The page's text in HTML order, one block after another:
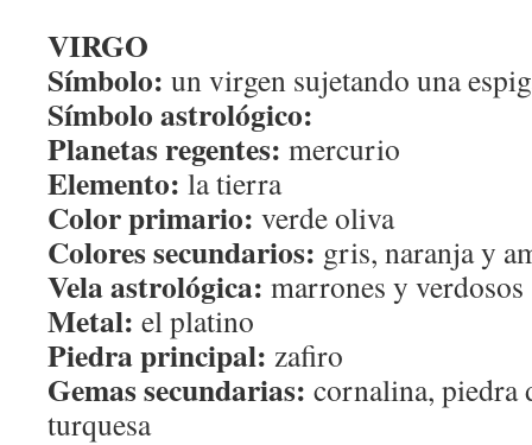
VIRGO
Símbolo: un virgen sujetando una
Símbolo astrológico:
Planetas regentes: mercurio
Elemento: la tierra
Color primario: verde oliva
Colores secundarios: gris, naranja y
Vela astrológica: marrones y verdosos
Metal: el platino
Piedra principal: zafiro
Gemas secundarias: cornalina, piedra
turquesa